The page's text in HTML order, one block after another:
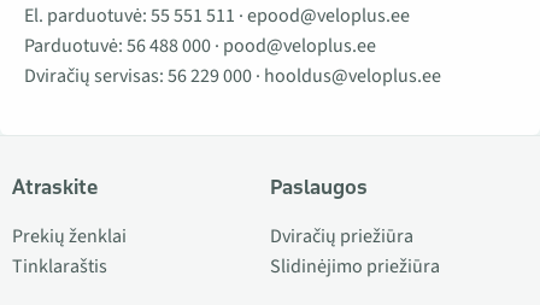
El. parduotuvė:55 551 511 ·epood@veloplus.ee
Parduotuvė:56 488 000· pood@veloplus.ee
Dviračių servisas:56 229 000· hooldus@veloplus.ee
Atraskite
Prekių ženklai
Tinklaraštis
Paslaugos
Dviračių priežiūra
Slidinėjimo priežiūra